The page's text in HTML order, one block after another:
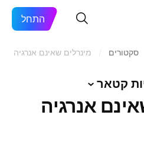
התחל
סקטורים מינרלים שאינם אנרגיה
קטאר
אנרגיה